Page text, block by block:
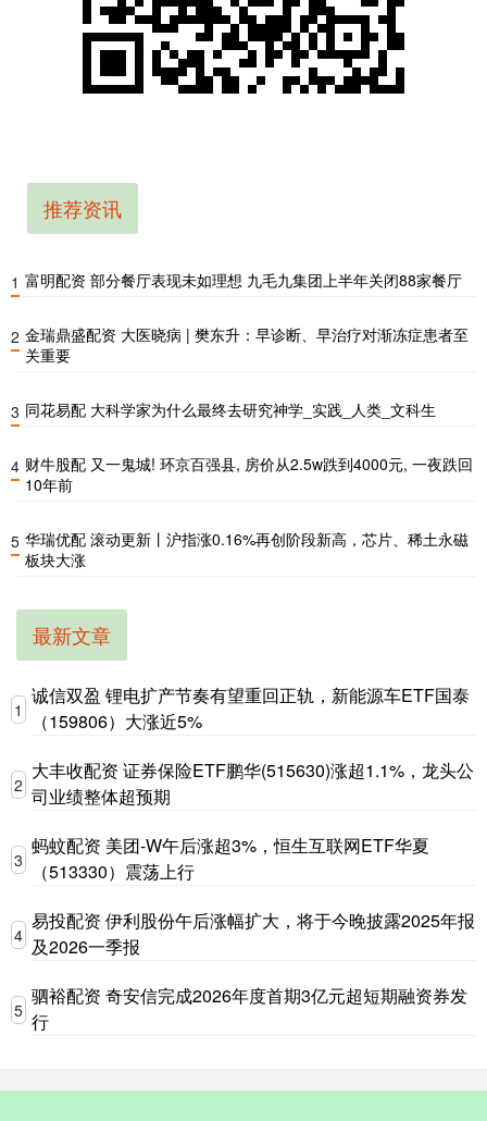
推荐资讯
1 富明配资 部分餐厅表现未如理想 九毛九集团上半年关闭88家餐厅
2 金瑞鼎盛配资 大医晓病 | 樊东升：早诊断、早治疗对渐冻症患者至
关重要
3 同花易配 大科学家为什么最终去研究神学_实践_人类_文科生
4 财牛股配 又一鬼城! 环京百强县, 房价从2.5w跌到4000元, 一夜跌回
10年前
5 华瑞优配 滚动更新丨沪指涨0.16%再创阶段新高，芯片、稀土永磁
板块大涨
最新文章
1
诚信双盈 锂电扩产节奏有望重回正轨，新能源车ETF国泰
（159806）大涨近5%
2
大丰收配资 证券保险ETF鹏华(515630)涨超1.1%，龙头公
司业绩整体超预期
3
蚂蚊配资 美团-W午后涨超3%，恒生互联网ETF华夏
（513330）震荡上行
4
易投配资 伊利股份午后涨幅扩大，将于今晚披露2025年报
及2026一季报
5
驷裕配资 奇安信完成2026年度首期3亿元超短期融资券发
行